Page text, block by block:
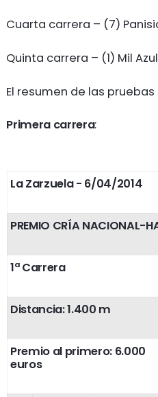
Cuarta carrera – (7)
Quinta carrera – (1) Mil
El resumen de las
Primera carrera:
La Zarzuela- 6/04/2014
PREMIO CRÍA NACIONAL-
1ª Carrera
Distancia: 1.400 m
Premio al primero: 6.000
euros